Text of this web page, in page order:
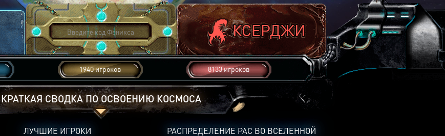
1940 игроков 8133 игроков
КРАТКАЯ СВОДКА ПО ОСВОЕНИЮ КОСМОСА
РАСПРЕДЕЛЕНИЕ РАС ВО ВСЕЛЕННОЙ
ЛУЧШИЕ ИГРОКИ